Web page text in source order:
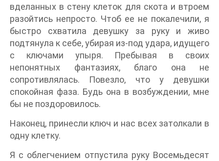
вделанных в стену клеток для скота и втроем
разойтись непросто. Чтоб ее не покалечили, я
быстро схватила девушку за руку и живо
подтянула к себе, убирая из-под удара, идущего
с ключами упыря. Пребывая в своих
непонятных фантазиях, благо она не
сопротивлялась. Повезло, что у девушки
спокойная фаза. Будь она в возбуждении, мне
бы не поздоровилось.
Наконец, принесли ключ и нас всех затолкали в
одну клетку.
Я с облегчением отпустила руку Восемьдесят